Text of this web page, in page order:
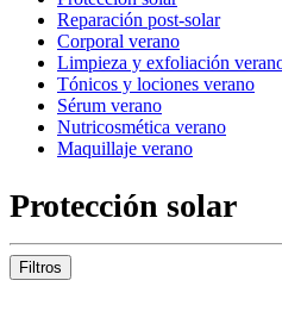
Reparación post-solar
Corporal verano
Limpieza y exfoliación
Tónicos y lociones verano
Sérum verano
Nutricosmética verano
Maquillaje verano
Protección solar
Filtros